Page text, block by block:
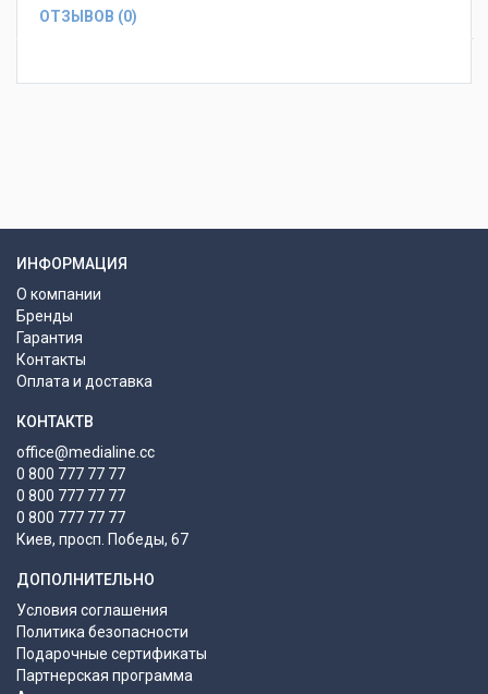
ОТЗЫВОВ (0)
ИНФОРМАЦИЯ
О компании
Бренды
Гарантия
Контакты
Оплата и доставка
КОНТАКТВ
office@medialine.cc
0 800 777 77 77
0 800 777 77 77
0 800 777 77 77
Киев, просп. Победы, 67
ДОПОЛНИТЕЛЬНО
Условия соглашения
Политика безопасности
Подарочные сертификаты
Партнерская программа